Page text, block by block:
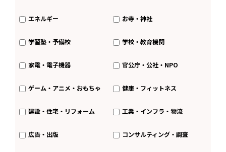
エネルギー お寺・神社
学習塾・予備校 学校・教育機関
家電・電子機器 官公庁・公社・NPO
ゲーム・アニメ・おもちゃ 健康・フィットネス
建設・住宅・リフォーム 工業・インフラ・物流
広告・出版 コンサルティング・調査